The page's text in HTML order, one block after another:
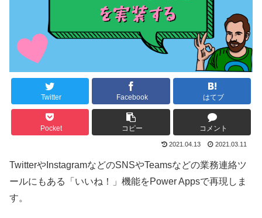
Twitter Facebook はてブ
Pocket コピー コメント
2021.04.13 2021.03.11
TwitterやInstagramなどのSNSやTeamsなどの業務連絡ツ
ールにもある「いいね！」機能をPower Appsで再現しま
す。